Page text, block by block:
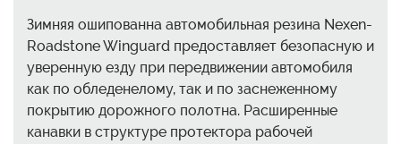
Зимняя ошипованна автомобильная резина Nexen-
Roadstone Winguard предоставляет безопасную и
уверенную езду при передвижении автомобиля
как по обледенелому, так и по заснеженному
покрытию дорожного полотна. Расширенные
канавки в структуре протектора рабочей